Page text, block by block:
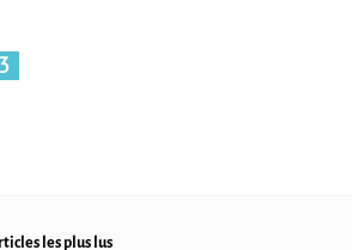
3
les plus lus